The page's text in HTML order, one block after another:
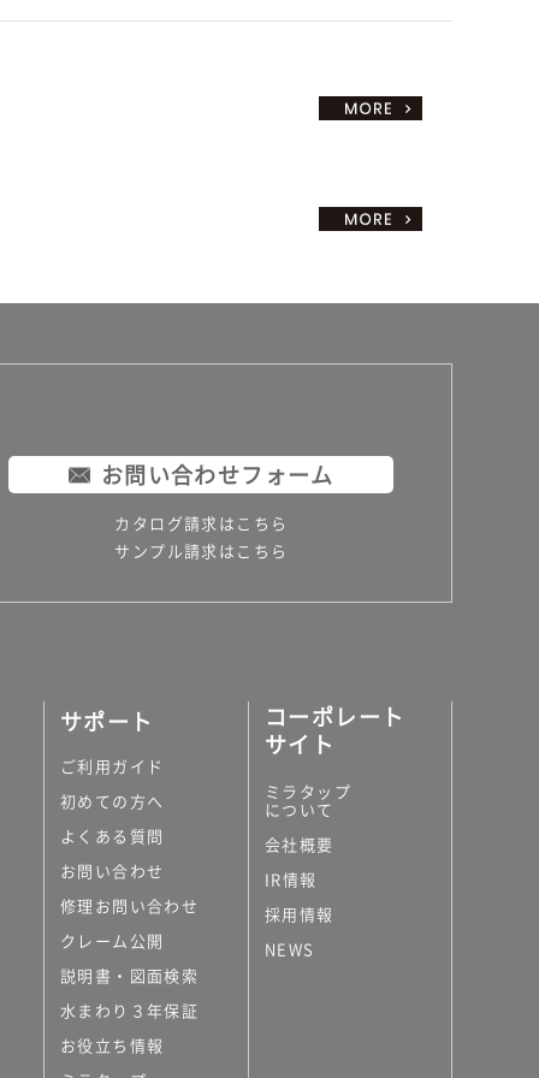
お問い合わせフォーム
カタログ請求はこちら
サンプル請求はこちら
サポート
ご利用ガイド
初めての方へ
よくある質問
お問い合わせ
修理お問い合わせ
クレーム公開
説明書・図面検索
水まわり３年保証
お役立ち情報
コーポレート
サイト
ミラタップ
について
会社概要
IR情報
採用情報
NEWS